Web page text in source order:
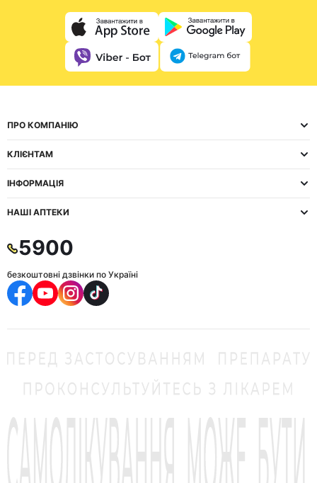
ПРО КОМПАНІЮ
КЛІЄНТАМ
ІНФОРМАЦІЯ
НАШІ АПТЕКИ
5900
безкоштовні дзвінки по Україні